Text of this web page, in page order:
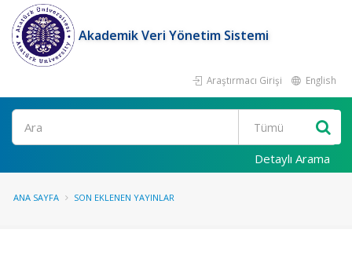
Akademik Veri Yönetim Sistemi
Araştırmacı Girişi English
Ara
Detaylı Arama
ANA SAYFA SON EKLENEN YAYINLAR